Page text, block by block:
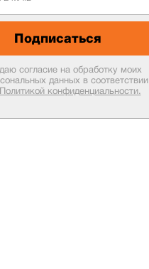
Подписаться
согласие на обработку моих
данных в соответствии
Политикой конфиденциальности.